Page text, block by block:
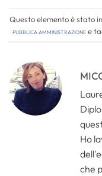
Questo elemento è stato
Pubblica amministrazionee
Ho
che